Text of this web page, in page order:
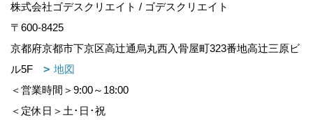
株式会社ゴデスクリエイト / ゴデスクリエイト
〒600-8425
京都府京都市下京区高辻通烏丸西入骨屋町323番地高辻三原ビ
ル5F
地図
＜営業時間＞9:00～18:00
＜定休日＞土･日･祝